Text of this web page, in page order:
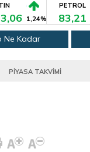
1,24%
PETROL
83,21
Ne Kadar
PİYASA TAKVİMİ